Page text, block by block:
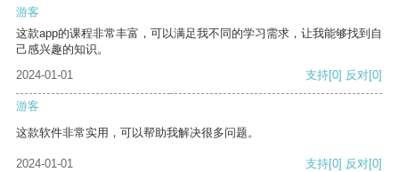
游客
这款app的课程非常丰富，可以满足我不同的学习需求，让我能够找到自
己感兴趣的知识。
2024-01-01
支持[0] 反对[0]
游客
这款软件非常实用，可以帮助我解决很多问题。
2024-01-01 支持[0] 反对[0]